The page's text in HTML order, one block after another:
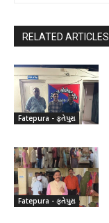
RELATED ARTICLES
Fatepura - ફતેપુરા
Fatepura - ફતેપુરા